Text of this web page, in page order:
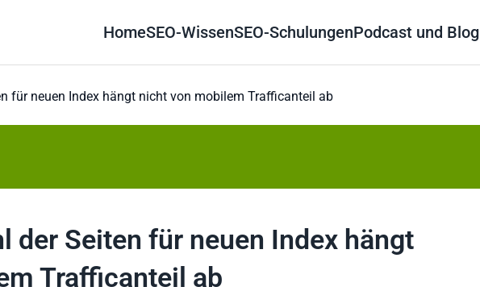
HomeSEO-WissenSEO-SchulungenPodcast und Blog
für neuen Index hängt nicht von mobilem Trafficanteil ab
der Seiten für neuen Index hängt
Trafficanteil ab